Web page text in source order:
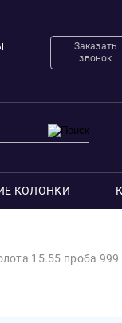
Заказать
звонок
КОЛОНКИ
15.55 проба 999